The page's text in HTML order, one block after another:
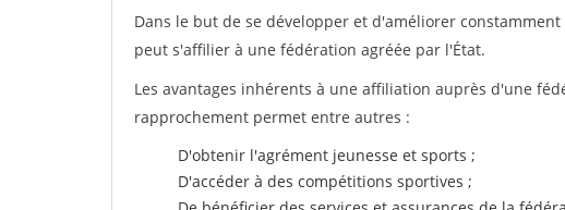
Dans le but de se développer et d'améliorer
peut s'affilier à une fédération agréée par l'État.
Les avantages inhérents à une affiliation auprès d'une
rapprochement permet entre autres :
D'obtenir l'agrément jeunesse et sports ;
D'accéder à des compétitions sportives ;